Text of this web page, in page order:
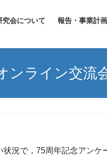
究会について 報告・事業計画
ンライン交流
況で，75周年記念アン